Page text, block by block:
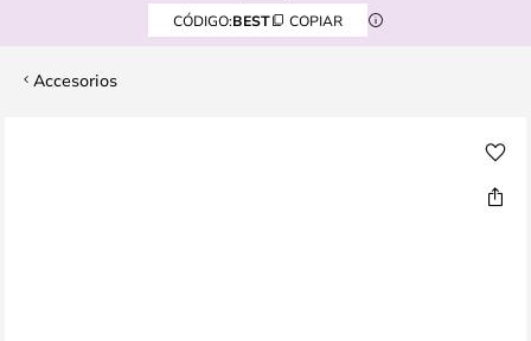
CÓDIGO:BEST COPIAR
Accesorios